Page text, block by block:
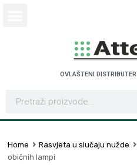
OVLAŠTENI DISTRIBUTER
Home Rasvjeta u slučaju nužde
običnih lampi